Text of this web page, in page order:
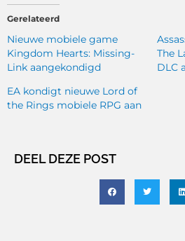
Gerelateerd
Nieuwe mobiele game
Kingdom Hearts: Missing-
Link aangekondigd
The
DLC
EA kondigt nieuwe Lord of
the Rings mobiele RPG aan
DEEL DEZE POST